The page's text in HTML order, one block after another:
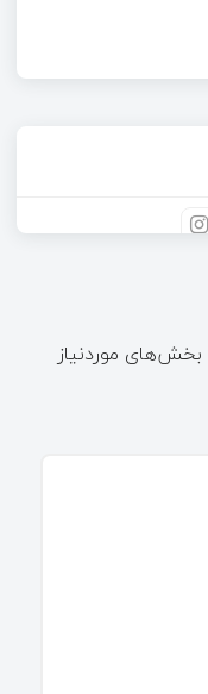
بخش‌های موردنیاز